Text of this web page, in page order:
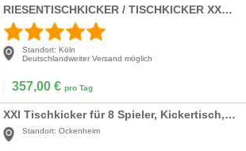
RIESENTISCHKICKER / TISCHKICKER XXL / MEGA WUZZLER
Standort: Köln
Deutschlandweiter Versand möglich
357,00 € pro Tag
XXl Tischkicker für 8 Spieler, Kickertisch, Maxikicker, Megakicker, Tischfussball
Standort: Ockenheim